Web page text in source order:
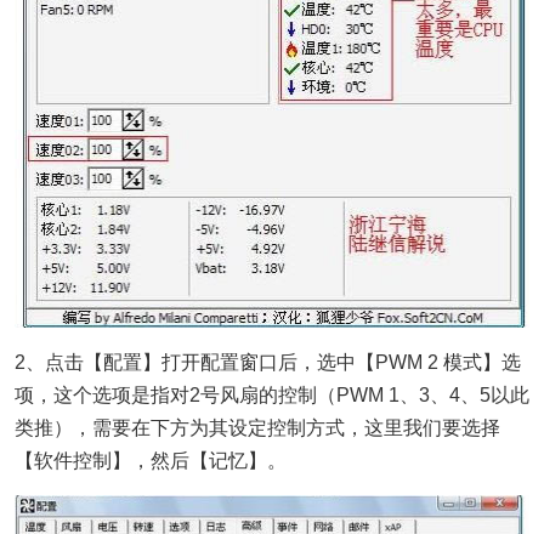
2、点击【配置】打开配置窗口后，选中【PWM 2 模式】选
项，这个选项是指对2号风扇的控制（PWM 1、3、4、5以此
类推），需要在下方为其设定控制方式，这里我们要选择
【软件控制】，然后【记忆】。